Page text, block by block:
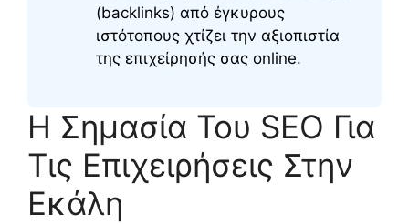
(backlinks) από έγκυρους
ιστότοπους χτίζει την αξιοπιστία
της επιχείρησής σας online.
Η Σημασία Του SEO Για
Τις Επιχειρήσεις Στην
Εκάλη